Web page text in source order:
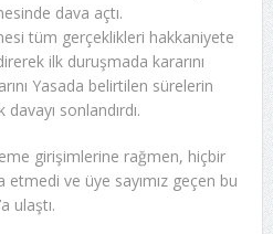
dava açtı.
tüm gerçeklikleri hakkaniyete
ilk duruşmada kararını
Yasada belirtilen sürelerin
sonlandırdı.
girişimlerine rağmen, hiçbir
etmedi ve üye sayımız geçen bu
ulaştı.